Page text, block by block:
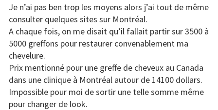
Je n’ai pas ben trop les moyens alors j’ai tout de même
consulter quelques sites sur Montréal.
A chaque fois, on me disait qu’il fallait partir sur 3500 à
5000 greffons pour restaurer convenablement ma
chevelure.
Prix mentionné pour une greffe de cheveux au Canada
dans une clinique à Montréal autour de 14100 dollars.
Impossible pour moi de sortir une telle somme même
pour changer de look.